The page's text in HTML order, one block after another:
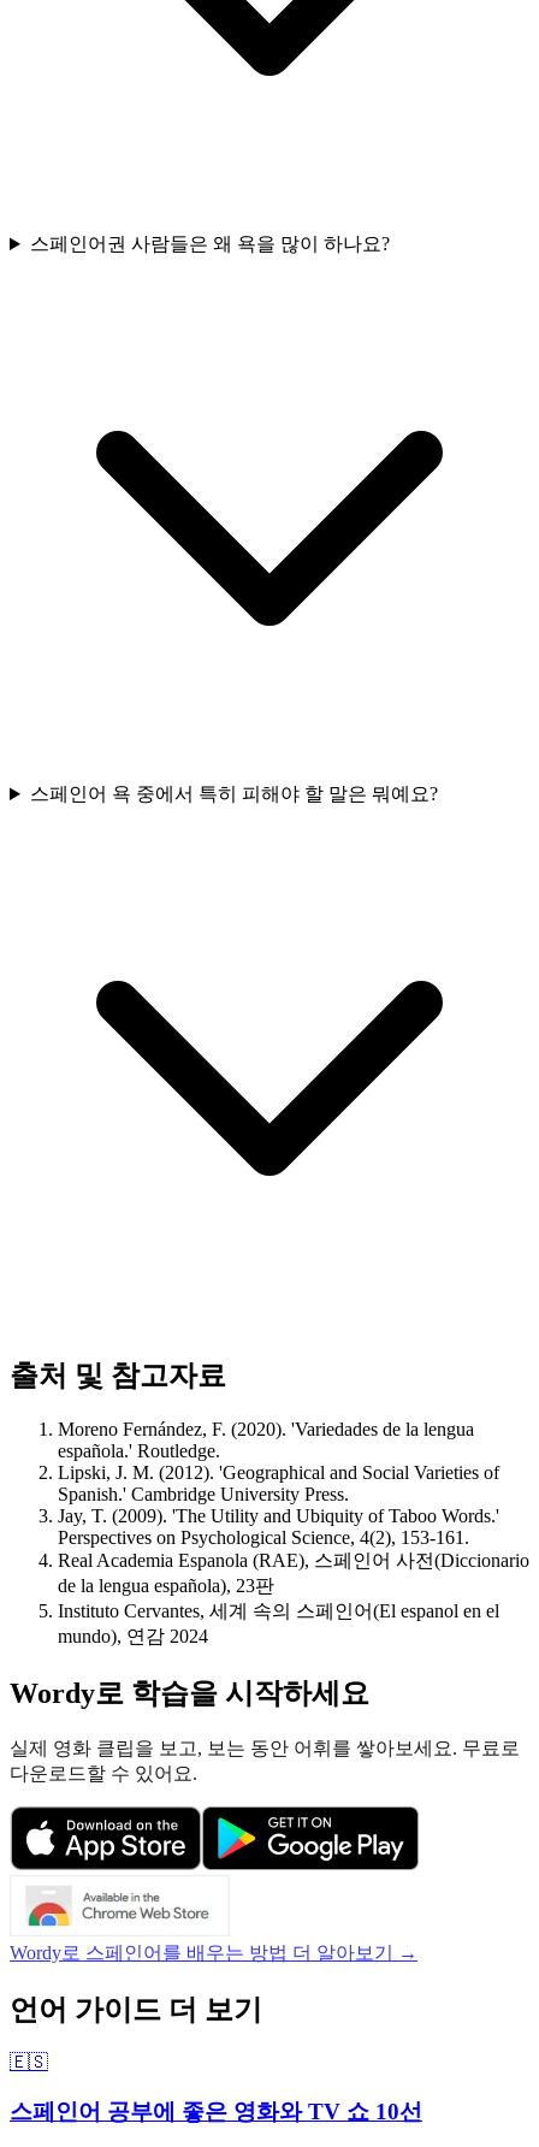
스페인어권 사람들은 왜 욕을 많이 하나요?
스페인어 욕 중에서 특히 피해야 할 말은 뭐예요?
출처 및 참고자료
Moreno Fernández, F. (2020). 'Variedades de la lengua
española.' Routledge.
Lipski, J. M. (2012). 'Geographical and Social Varieties of
Spanish.' Cambridge University Press.
Jay, T. (2009). 'The Utility and Ubiquity of Taboo Words.'
Perspectives on Psychological Science, 4(2), 153-161.
Real Academia Espanola (RAE), 스페인어 사전(Diccionario
de la lengua española), 23판
Instituto Cervantes, 세계 속의 스페인어(El espanol en el
mundo), 연감 2024
Wordy로 학습을 시작하세요
실제 영화 클립을 보고, 보는 동안 어휘를 쌓아보세요. 무료로
다운로드할 수 있어요.
Wordy로 스페인어를 배우는 방법 더 알아보기 →
언어 가이드 더 보기
🇪🇸
스페인어 공부에 좋은 영화와 TV 쇼 10선